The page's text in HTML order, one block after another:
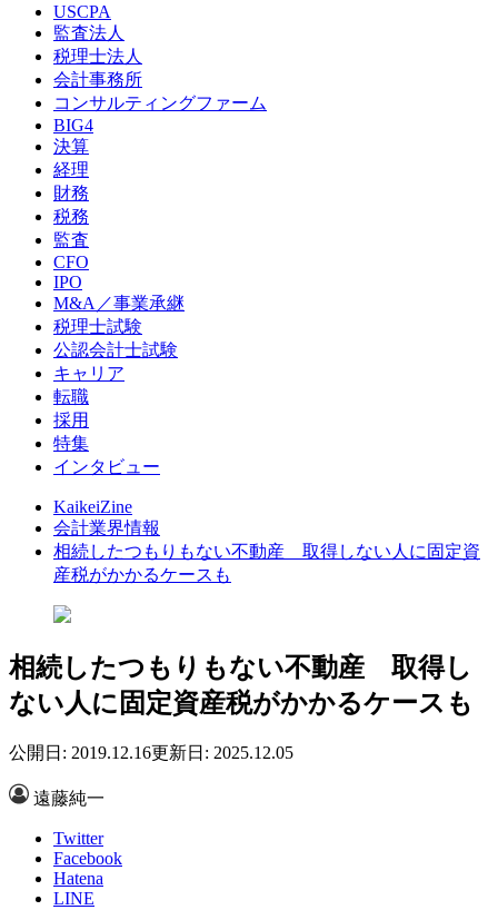
USCPA
監査法人
税理士法人
会計事務所
コンサルティングファーム
BIG4
決算
経理
財務
税務
監査
CFO
IPO
M&A／事業承継
税理士試験
公認会計士試験
キャリア
転職
採用
特集
インタビュー
KaikeiZine
会計業界情報
相続したつもりもない不動産 取得しない人に固定資
産税がかかるケースも
相続したつもりもない不動産 取得し
ない人に固定資産税がかかるケースも
公開日: 2019.12.16更新日: 2025.12.05
遠藤純一
Twitter
Facebook
Hatena
LINE